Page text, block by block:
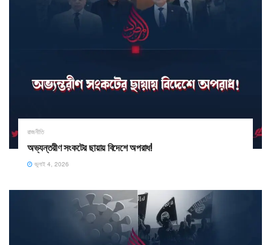
রাজনীতি
অভ্যন্তরীণ সংকটের ছায়ায় বিদেশে অপরাধ!
জুলাই 4, 2026